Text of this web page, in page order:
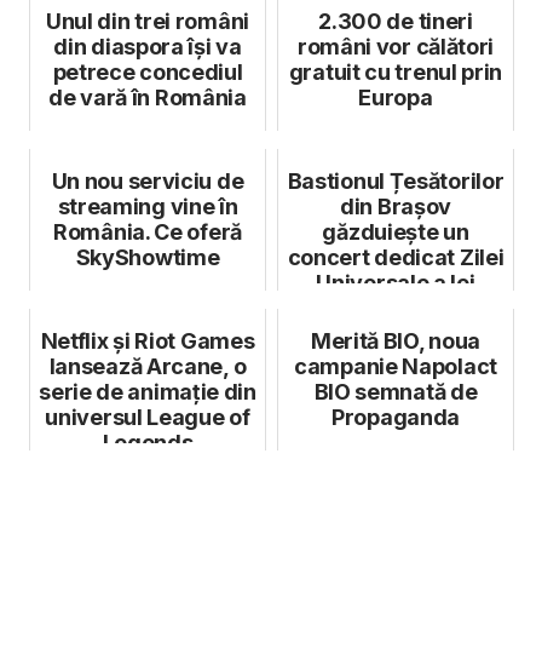
Unul din trei români
din diaspora își va
petrece concediul
de vară în România
2.300 de tineri
români vor călători
gratuit cu trenul prin
Europa
Un nou serviciu de
streaming vine în
România. Ce oferă
SkyShowtime
Bastionul Țesătorilor
din Brașov
găzduiește un
concert dedicat Zilei
Universale a Iei
Netflix și Riot Games
lansează Arcane, o
serie de animație din
universul League of
Legends
Merită BIO, noua
campanie Napolact
BIO semnată de
Propaganda